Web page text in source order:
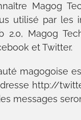
Magog
utilisé par les
2.0, Magog
et Twitter.
magogoise
http://
messages